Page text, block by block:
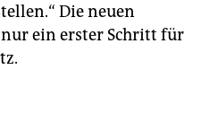
Die neuen
nur ein erster Schritt für